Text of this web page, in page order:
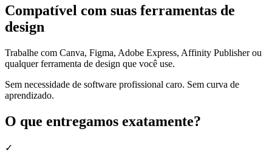
Compatível com suas ferramentas de
design
Trabalhe com Canva, Figma, Adobe Express, Affinity Publisher ou
qualquer ferramenta de design que você use.
Sem necessidade de software profissional caro. Sem curva de
aprendizado.
O que entregamos exatamente?
✓